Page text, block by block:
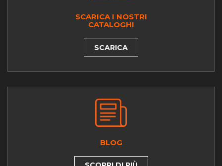
SCARICA I NOSTRI
CATALOGHI
SCARICA
BLOG